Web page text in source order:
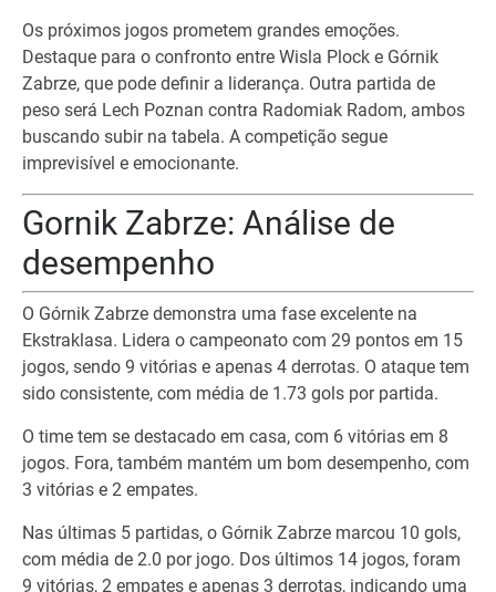
Os próximos jogos prometem grandes emoções.
Destaque para o confronto entre Wisla Plock e Górnik
Zabrze, que pode definir a liderança. Outra partida de
peso será Lech Poznan contra Radomiak Radom, ambos
buscando subir na tabela. A competição segue
imprevisível e emocionante.
Gornik Zabrze: Análise de
desempenho
O Górnik Zabrze demonstra uma fase excelente na
Ekstraklasa. Lidera o campeonato com 29 pontos em 15
jogos, sendo 9 vitórias e apenas 4 derrotas. O ataque tem
sido consistente, com média de 1.73 gols por partida.
O time tem se destacado em casa, com 6 vitórias em 8
jogos. Fora, também mantém um bom desempenho, com
3 vitórias e 2 empates.
Nas últimas 5 partidas, o Górnik Zabrze marcou 10 gols,
com média de 2.0 por jogo. Dos últimos 14 jogos, foram
9 vitórias, 2 empates e apenas 3 derrotas, indicando uma